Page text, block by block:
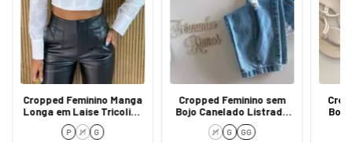
Cropped Feminino Manga
Longa em Laise Tricoline
Branco
P M G
Cropped Feminino sem
Bojo Canelado Listrado
Verde
M G GG